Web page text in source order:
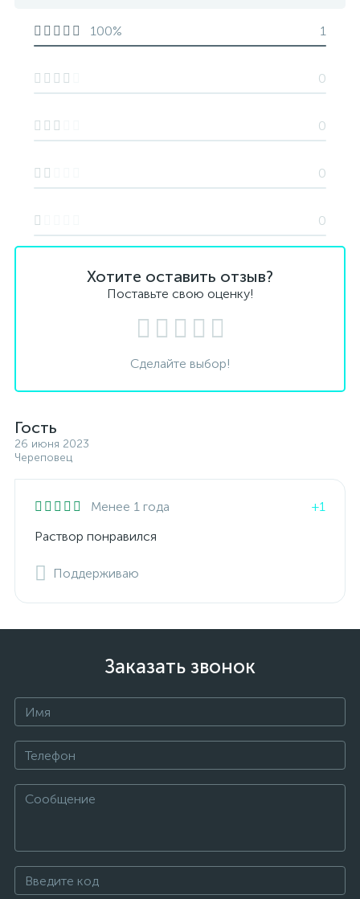
Хотите оставить отзыв?
Поставьте свою оценку!
Сделайте выбор!
Гость
26 июня 2023
Череповец
Менее 1 года
+1
Раствор понравился
Поддерживаю
100% 1
0
0
0
0
Заказать звонок